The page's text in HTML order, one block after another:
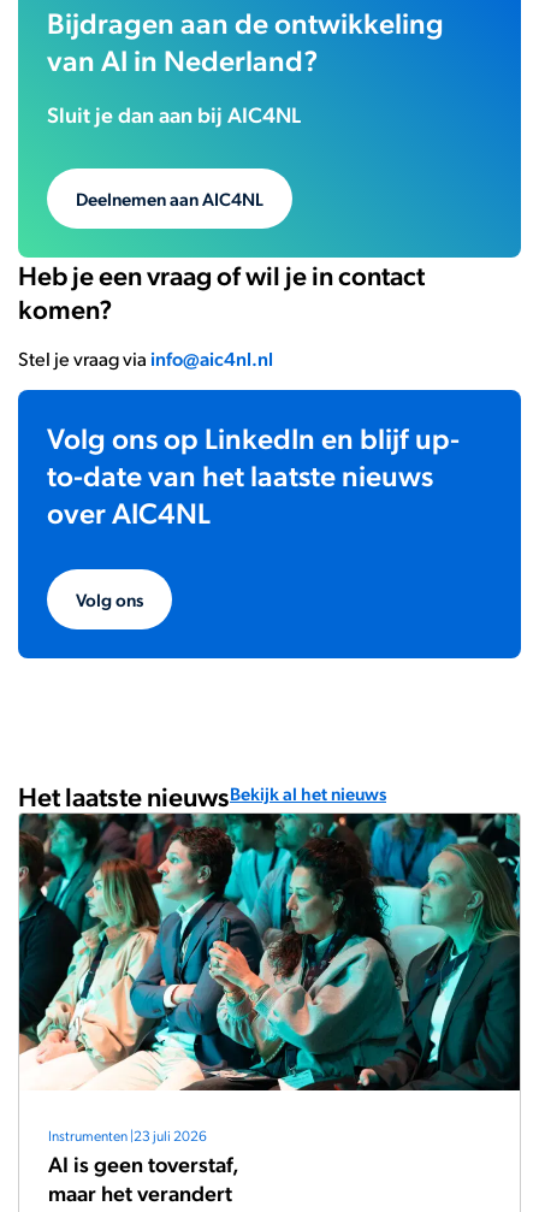
Bijdragen aan de ontwikkeling
van AI in Nederland?
Sluit je dan aan bij AIC4NL
Deelnemen aan AIC4NL
Heb je een vraag of wil je in contact
komen?
Stel je vraag via info@aic4nl.nl
Volg ons op LinkedIn en blijf up-
to-date van het laatste nieuws
over AIC4NL
Volg ons
Het laatste nieuwsBekijk al het nieuws
Instrumenten|23 juli 2026
AI is geen toverstaf,
maar het verandert